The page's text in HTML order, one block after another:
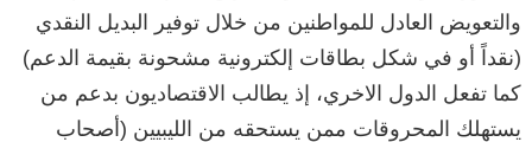
والتعويض العادل للمواطنين من خلال توفير البديل النقدي
(نقداً أو في شكل بطاقات إلكترونية مشحونة بقيمة الدعم)
كما تفعل الدول الاخري، إذ يطالب الاقتصاديون بدعم من
يستهلك المحروقات ممن يستحقه من الليبيين (أصحاب